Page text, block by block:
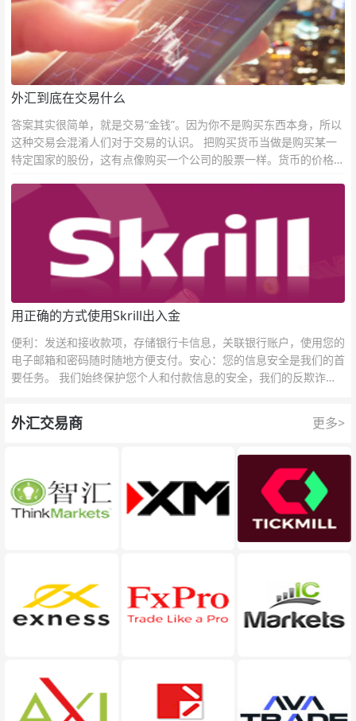
外汇到底在交易什么
答案其实很简单，就是交易“金钱”。因为你不是购买东西本身，所以
这种交易会混淆人们对于交易的认识。 把购买货币当做是购买某一
特定国家的股份，这有点像购买一个公司的股票一样。货币的价格直
用正确的方式使用Skrill出入金
便利：发送和接收款项，存储银行卡信息，关联银行账户，使用您的
电子邮箱和密码随时随地方便支付。安心：您的信息安全是我们的首
要任务。 我们始终保护您个人和付款信息的安全，我们的反欺诈团
外汇交易商 更多>